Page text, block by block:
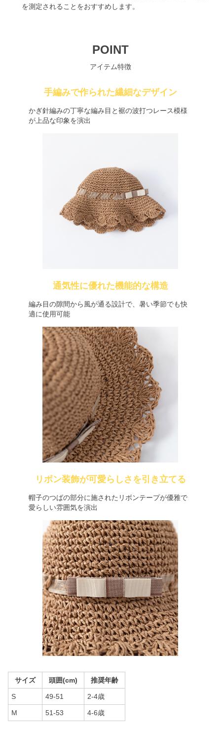
を測定されることをおすすめします。
POINT
アイテム特徴
手編みで作られた繊細なデザイン
かぎ針編みの丁寧な編み目と裾の波打つレース模様
が上品な印象を演出
通気性に優れた機能的な構造
編み目の隙間から風が通る設計で、暑い季節でも快
適に使用可能
リボン装飾が可愛らしさを引き立てる
帽子のつばの部分に施されたリボンテープが優雅で
愛らしい雰囲気を演出
サイズ 頭囲(cm) 推奨年齢
S 49-51 2-4歳
M 51-53 4-6歳